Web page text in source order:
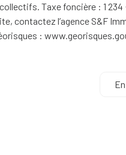
collectifs. Taxe foncière : 1
contactez l’agence S&F
: